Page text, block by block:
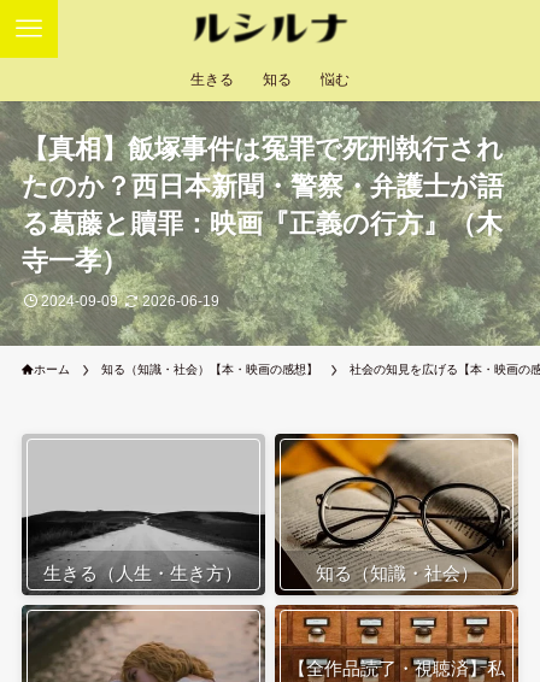
生きる 知る 悩む
【真相】飯塚事件は冤罪で死刑執行され
たのか？西日本新聞・警察・弁護士が語
る葛藤と贖罪：映画『正義の行方』（木
寺一孝）
2024-09-09 2026-06-19
ホーム 知る（知識・社会）【本・映画の感想】 社会の知見を広げる【本・映画の
生きる（人生・生き方） 知る（知識・社会）
【全作品読了・視聴済】私